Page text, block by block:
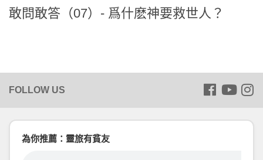
敢問敢答（07）- 爲什麽神要救世人？
為你推薦：靈旅有貧友